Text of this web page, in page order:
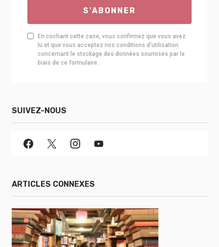
S'ABONNER
En cochant cette case, vous confirmez que vous avez
lu et que vous acceptez nos conditions d'utilisation
concernant le stockage des données soumises par le
biais de ce formulaire.
SUIVEZ-NOUS
ARTICLES CONNEXES